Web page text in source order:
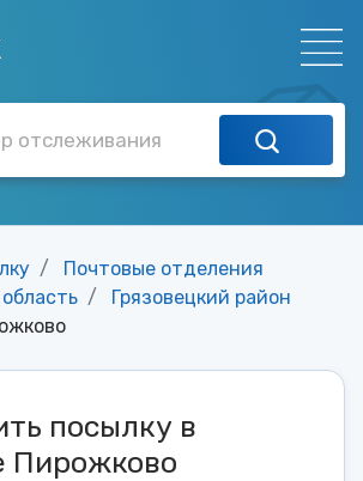
Почтовые отделения
Грязовецкий район
посылку в
Пирожково